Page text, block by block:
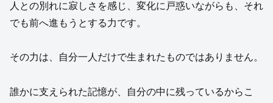
人との別れに寂しさを感じ、変化に戸惑いながらも、それ
でも前へ進もうとする力です。
その力は、自分一人だけで生まれたものではありません。
誰かに支えられた記憶が、自分の中に残っているからこ